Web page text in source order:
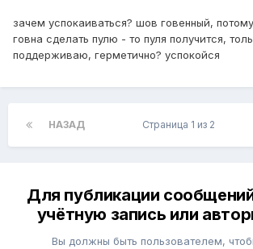
зачем успокаиваться? шов говенный,
говна сделать пулю - то пуля получится,
поддерживаю, герметично? успокойся
НАЗАД Страница 1 из 2
Для публикации
учётную запись или
Вы должны быть пользователем,